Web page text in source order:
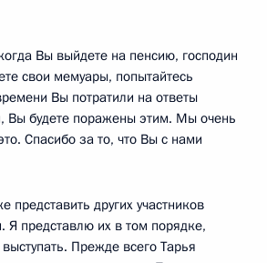
Вы выйдете на пенсию, господин
свои мемуары, попытайтесь
Вы потратили на ответы
Вы будете поражены этим. Мы очень
Спасибо за то, что Вы с нами
представить других участников
Я представлю их в том порядке,
Прежде всего Тарья